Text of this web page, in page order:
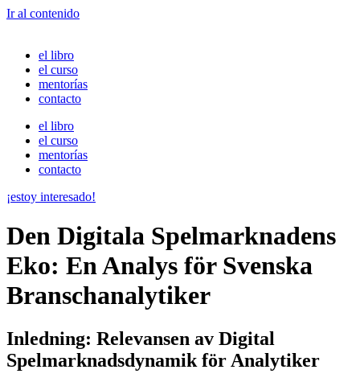
Ir al contenido
el libro
el curso
mentorías
contacto
el libro
el curso
mentorías
contacto
¡estoy interesado!
Den Digitala Spelmarknadens
Eko: En Analys för Svenska
Branschanalytiker
Inledning: Relevansen av Digital
Spelmarknadsdynamik för Analytiker